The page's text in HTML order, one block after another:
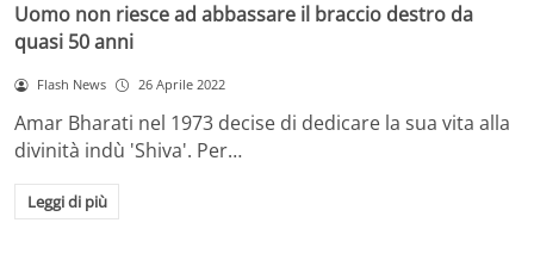
Uomo non riesce ad abbassare il braccio destro da
quasi 50 anni
Flash News 26 Aprile 2022
Amar Bharati nel 1973 decise di dedicare la sua vita alla
divinità indù 'Shiva'. Per…
Leggi di più